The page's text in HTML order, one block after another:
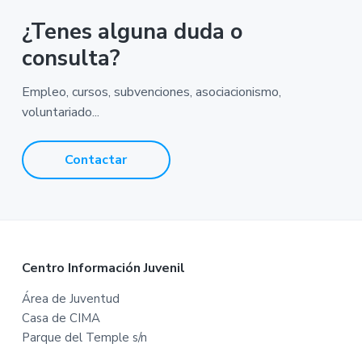
¿Tenes alguna duda o
consulta?
Empleo, cursos, subvenciones, asociacionismo,
voluntariado...
Contactar
Centro Información Juvenil
Área de Juventud
Casa de CIMA
Parque del Temple s/n